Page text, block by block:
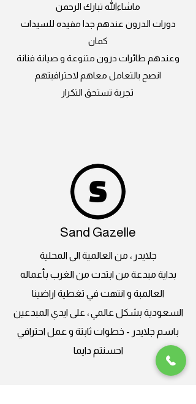
ماشاءالله تبارك الرحمن
دورات الدرون عندهم جدا مفيده للسيدات
كمان
وعندهم طائرات درون متنوعة و صيانة فنانة
انصح بالتعامل معاهم لاحترافيتهم
Sand Gazelle
جلايدر ، من العالمية الى المحلية
بداية مبدعة من ابتدت من الغرب بأعماله
العالمبة و انتهت في تغطية اراضينا
السعودية بشكل عالمي ، على ايدي المبدعين
باسم جلايدر - خطوات ثابتة و عمل احترافي
احسنتم دايما